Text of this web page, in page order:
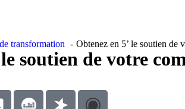
transformation Obtenez en 5’ le soutien de
le soutien de votre